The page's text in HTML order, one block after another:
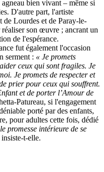
bien vivant – même si
D'autre part, l'artiste
de Lourdes et de Paray-le-
son œuvre ; ancrant un
de l'espérance.
fut également l'occasion
serment : « Je promets
ceux qui sont fragiles. Je
Je promets de respecter et
prier pour ceux qui souffrent.
et de porter l’Amour de
Patureau, si l'engagement
porté par des enfants,
pour adultes cette fois, dédié
promesse intérieure de se
insiste-t-elle.